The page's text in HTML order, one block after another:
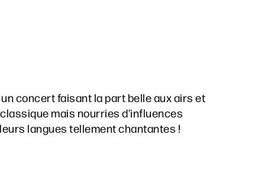
concert faisant la part belle aux airs et
mais nourries d’influences
langues tellement chantantes !